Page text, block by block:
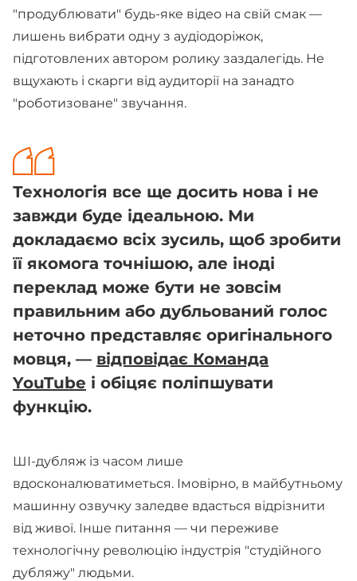
"продублювати" будь-яке відео на свій смак —
лишень вибрати одну з аудіодоріжок,
підготовлених автором ролику заздалегідь. Не
вщухають і скарги від аудиторії на занадто
"роботизоване" звучання.
Технологія все ще досить нова і не
завжди буде ідеальною. Ми
докладаємо всіх зусиль, щоб зробити
її якомога точнішою, але іноді
переклад може бути не зовсім
правильним або дубльований голос
неточно представляє оригінального
мовця, — відповідає Команда
YouTube і обіцяє поліпшувати
функцію.
ШІ-дубляж із часом лише
вдосконалюватиметься. Імовірно, в майбутньому
машинну озвучку заледве вдасться відрізнити
від живої. Інше питання — чи переживе
технологічну революцію індустрія "студійного
дубляжу" людьми.